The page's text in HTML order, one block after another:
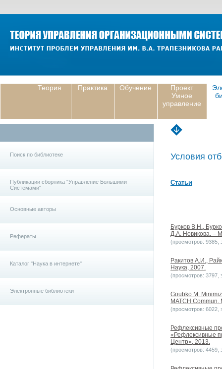
Теория Практика Обучение
Проект
Умное
управление
Поиск по библиотеке
Публикации сборника "Управление Большими
Системами"
Основные авторы
Рефераты
Каталог "Наука в интернете"
Электронные библиотеки
Условия
Статьи
Бурков В.Н.,
Д.А. Новикова. –
(просмотров: 9385,
Ракитов А.И.,
Наука, 2007.
(просмотров: 3797,
Goubko M.
MATCH Commun.
(просмотров: 6022,
Рефлексивные
«Рефлексивные
Центр», 2013.
(просмотров: 4459,